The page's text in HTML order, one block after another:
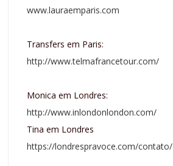
www.lauraemparis.com
Transfers em Paris:
http://www.telmafrancetour.com/
Monica em Londres:
http://www.inlondonlondon.com/
Tina em Londres
https://londrespravoce.com/contato/